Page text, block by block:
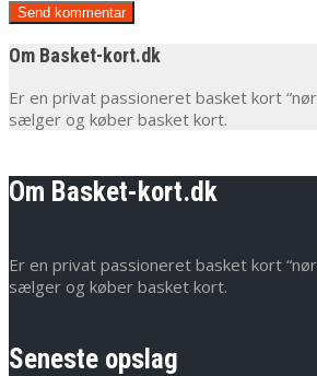
Om Basket-kort.dk
Er en privat passioneret basket kort
sælger og køber basket kort.
Om Basket-kort.dk
Er en privat passioneret basket kort
sælger og køber basket kort.
Seneste opslag